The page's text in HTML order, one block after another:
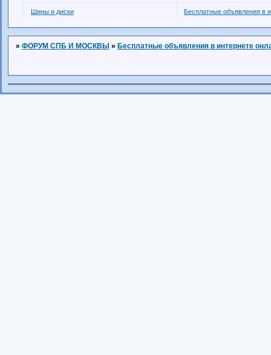
Шины и диски Бесплатные объявления в
» ФОРУМ СПБ И МОСКВЫ » Бесплатные объявления в интернете